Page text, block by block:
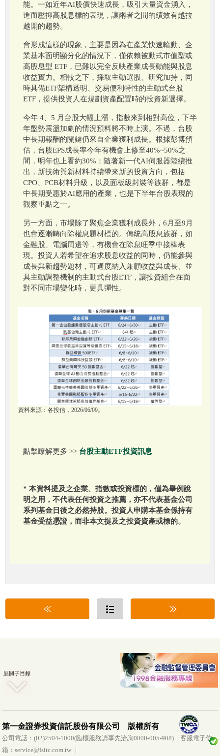
能。一如近年AI股價快速成長，吸引大量資金湧入，
進而壓抑高股息標的表現，讓兩者之間的績效有越拉
越開的趨勢。
會形成這樣的現象，主要是因為在產業快速輪動、企
業基本面明顯分化的情況下，僅依賴被動式市值型或
高股息型 ETF，已難以完全反映產業成長動能與股息
收益實力。相較之下，採取主動選股、研究加持，同
時具備ETF架構透明、交易便利特性的主動式台股
ETF，提供投資人在規劃資產配置時的投資新選擇。
今年 4、5 月台股大幅上漲，指數來到相對高位，下半
年盤勢震盪加劇的情況預料將不時上演。不過，台股
中長期報酬的關鍵仍來自企業獲利成長。根據彭博預
估，台股EPS成長率今年有機會上修至40%~50%之
間，明年也上看約30%；隨著新一代AI伺服器陸續推
出，新技術與新材料持續帶來新的投資方向，包括
CPO、PCB材料升級，以及面板級封裝等族群，都是
中長期受惠於AI應用的產業，也是下半年台股表現的
觀察重點之一。
另一方面，市場除了聚焦企業獲利成長外，6月至9月
也會逐漸轉向除權息題材標的。傳統高股息族群，如
金融股、電腦周邊等，有機會在除息旺季中接棒表
現。投資人若希望在追求股息收益的同時，仍能參與
成長與新趨勢題材，可適度納入兼顧收益與成長、並
具主動調整機制的主動式台股ETF，讓投資組合在面
對不同市場變化時，更具彈性。
資料來源：各投信，2026/06/09。
點擊瞭解更多 >> 台股主動ETF投資訊息
* 本資料提及之企業、指數或投資標的，僅為舉例說
明之用，不代表任何投資之推薦，亦不代表基金公司
系列基金日後之必然持股。投資人申購本基金係持有
基金受益憑證，而非本文提及之投資資產或標的。
第一金證券投資信託股份有限公司 版權所有
公司電話：(02)2504-1000(臨櫃服務請事先洽詢0800-005-908)｜客服電子信
箱：service@fsitc.com.tw ｜